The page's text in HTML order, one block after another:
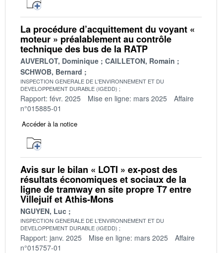
La procédure d’acquittement du voyant «
moteur » préalablement au contrôle
technique des bus de la RATP
AUVERLOT, Dominique
CAILLETON, Romain
SCHWOB, Bernard
INSPECTION GENERALE DE L'ENVIRONNEMENT ET DU
DEVELOPPEMENT DURABLE (IGEDD)
Rapport: févr. 2025 Mise en ligne: mars 2025
Affaire
n°015885-01
Accéder à la notice
Avis sur le bilan « LOTI » ex-post des
résultats économiques et sociaux de la
ligne de tramway en site propre T7 entre
Villejuif et Athis-Mons
NGUYEN, Luc
INSPECTION GENERALE DE L'ENVIRONNEMENT ET DU
DEVELOPPEMENT DURABLE (IGEDD)
Rapport: janv. 2025 Mise en ligne: mars 2025
Affaire
n°015757-01